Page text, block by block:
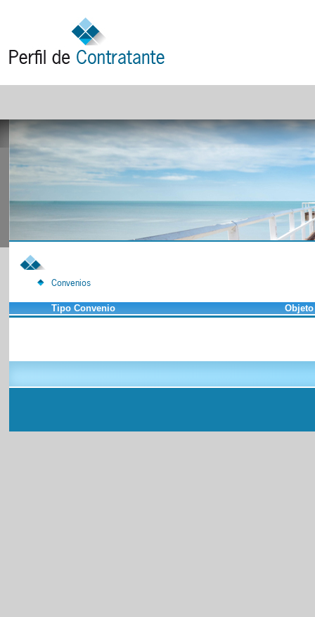
Convenios
Tipo Convenio Objeto